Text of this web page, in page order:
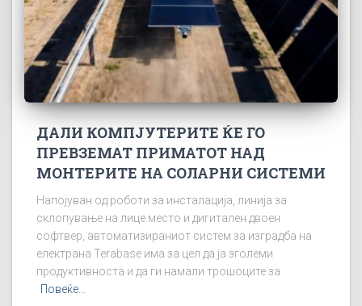
ДАЛИ КОМПЈУТЕРИТЕ ЌЕ ГО
ПРЕВЗЕМАТ ПРИМАТОТ НАД
МОНТЕРИТЕ НА СОЛАРНИ СИСТЕМИ
Напојуван од роботи за инсталација, линија за
склопување на лице место и дигитален двоен
софтвер, автоматизираниот систем за изградба на
електрана Terabase има за цел да ја зголеми
продуктивноста и да ги намали трошоците за
Повеќе...